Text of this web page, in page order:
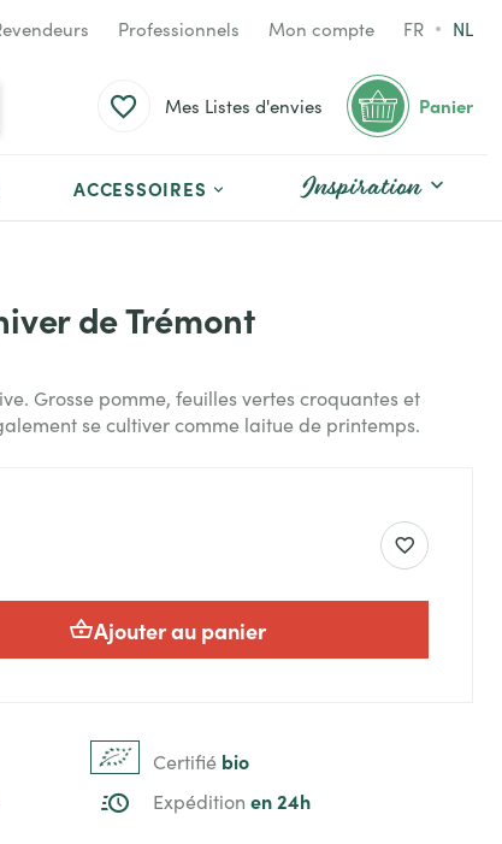
Professionnels Mon compte FR NL
Mes Listes d'envies Panier
ACCESSOIRES Inspiration
de Trémont
Grosse pomme, feuilles vertes croquantes et
se cultiver comme laitue de printemps.
Ajouter au panier
Certifié bio
Expédition en 24h